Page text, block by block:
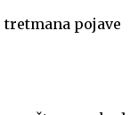
tretmana pojave